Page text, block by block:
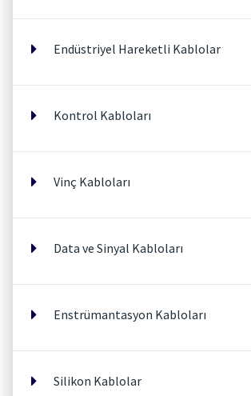
Endüstriyel Hareketli Kablolar
Kontrol Kabloları
Vinç Kabloları
Data ve Sinyal Kabloları
Enstrümantasyon Kabloları
Silikon Kablolar